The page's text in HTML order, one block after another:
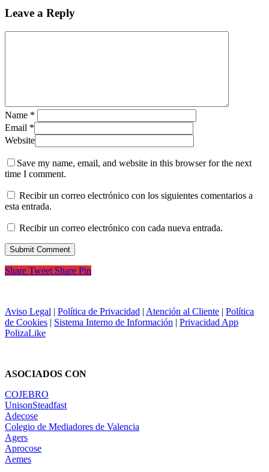
Leave a Reply
Name *
Email *
Website
Save my name, email, and website in this browser for the next
time I comment.
Recibir un correo electrónico con los siguientes comentarios a
esta entrada.
Recibir un correo electrónico con cada nueva entrada.
Share Tweet Share Pin
Aviso Legal | Política de Privacidad | Atención al Cliente | Política
de Cookies | Sistema Interno de Información | Privacidad App
PolizaLike
ASOCIADOS CON
COJEBRO
UnisonSteadfast
Adecose
Colegio de Mediadores de Valencia
Agers
Aprocose
Aemes